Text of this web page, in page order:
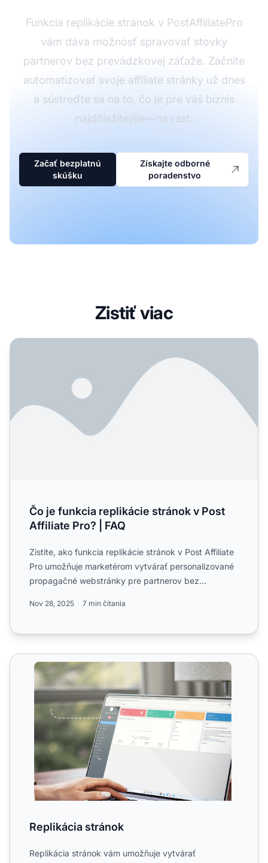
Funkcia replikácie stránok v PostAffiliatePro
vám dáva možnosť spravovať stovky
partnerov bez prevádzkovej záťaže. Začnite
automatizovať svoje affiliate stránky už dnes
a sústreďte sa na to, čo je pre váš biznis
najdôležitejšie—na rast.
Začať bezplatnú
skúšku
Získajte odborné
poradenstvo
Zistiť viac
Čo je funkcia replikácie stránok v Post Affiliate Pro? | FAQ
Čo je funkcia replikácie stránok v Post
Affiliate Pro? | FAQ
Zistite, ako funkcia replikácie stránok v Post Affiliate
Pro umožňuje marketérom vytvárať personalizované
propagačné webstránky pre partnerov bez
Nov 28, 2025 7 min čítania
Replikácia stránok
Replikácia stránok
Replikácia stránok vám umožňuje vytvárať